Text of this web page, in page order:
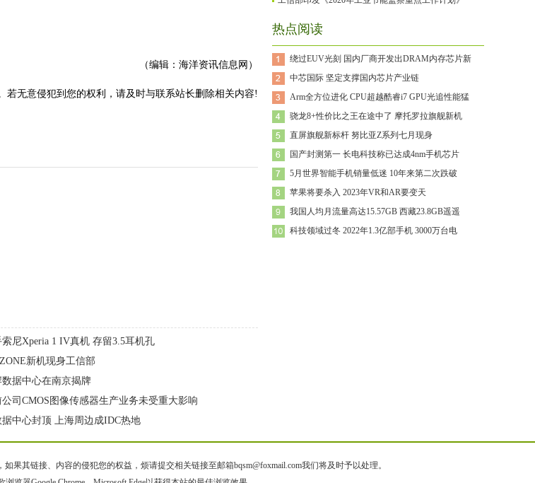
（编辑：海洋资讯信息网）
若无意侵犯到您的权利，请及时与联系站长删除相关内容!
尼Xperia 1 IV真机 存留3.5耳机孔
新机现身工信部
据中心在南京揭牌
司CMOS图像传感器生产业务未受重大影响
中心封顶 上海周边成IDC热地
热点阅读
绕过EUV光刻 国内厂商开发出DRAM内存芯片新
中芯国际 坚定支撑国内芯片产业链
Arm全方位进化 CPU超越酷睿i7 GPU光追性能猛
骁龙8+性价比之王在途中了 摩托罗拉旗舰新机
直屏旗舰新标杆 努比亚Z系列七月现身
国产封测第一 长电科技称已达成4nm手机芯片
5月世界智能手机销量低迷 10年来第二次跌破
苹果将要杀入 2023年VR和AR要变天
我国人均月流量高达15.57GB 西藏23.8GB遥遥
科技领域过冬 2022年1.3亿部手机 3000万台电
果其链接、内容的侵犯您的权益，烦请提交相关链接至邮箱bqsm@foxmail.com我们将及时予以处理。